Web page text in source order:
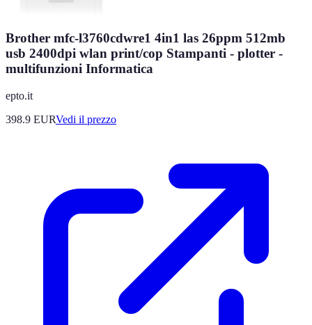
Brother mfc-l3760cdwre1 4in1 las 26ppm 512mb
usb 2400dpi wlan print/cop Stampanti - plotter -
multifunzioni Informatica
epto.it
398.9 EURVedi il prezzo